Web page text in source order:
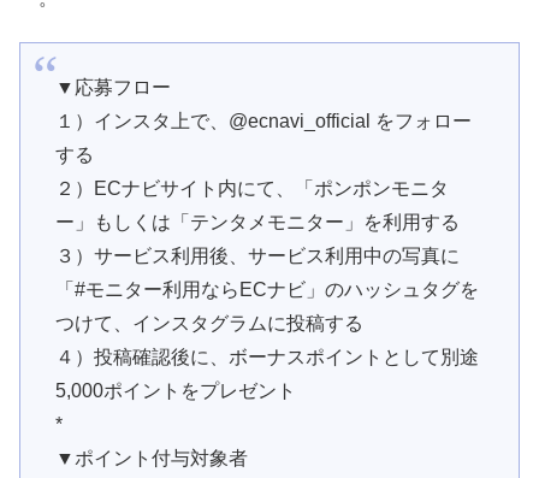
▼応募フロー
１）インスタ上で、@ecnavi_official をフォロー
する
２）ECナビサイト内にて、「ポンポンモニタ
ー」もしくは「テンタメモニター」を利用する
３）サービス利用後、サービス利用中の写真に
「#モニター利用ならECナビ」のハッシュタグを
つけて、インスタグラムに投稿する
４）投稿確認後に、ボーナスポイントとして別途
5,000ポイントをプレゼント
*
▼ポイント付与対象者